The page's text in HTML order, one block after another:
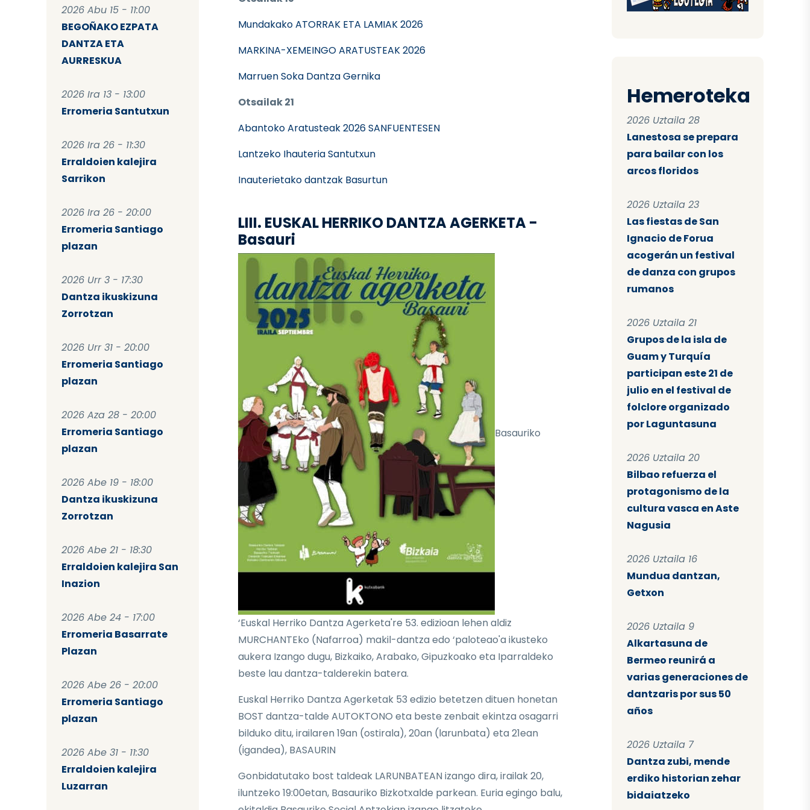
2026 Abu 15 - 11:00
BEGOÑAKO EZPATA
DANTZA ETA
AURRESKUA
2026 Ira 13 - 13:00
Erromeria Santutxun
2026 Ira 26 - 11:30
Erraldoien kalejira
Sarrikon
2026 Ira 26 - 20:00
Erromeria Santiago
plazan
2026 Urr 3 - 17:30
Dantza ikuskizuna
Zorrotzan
2026 Urr 31 - 20:00
Erromeria Santiago
plazan
2026 Aza 28 - 20:00
Erromeria Santiago
plazan
2026 Abe 19 - 18:00
Dantza ikuskizuna
Zorrotzan
2026 Abe 21 - 18:30
Erraldoien kalejira San
Inazion
2026 Abe 24 - 17:00
Erromeria Basarrate
Plazan
2026 Abe 26 - 20:00
Erromeria Santiago
plazan
2026 Abe 31 - 11:30
Erraldoien kalejira
Luzarran
Mundakako ATORRAK ETA LAMIAK 2026
MARKINA-XEMEINGO ARATUSTEAK 2026
Marruen Soka Dantza Gernika
Otsailak 21
Abantoko Aratusteak 2026 SANFUENTESEN
Lantzeko Ihauteria Santutxun
Inauterietako dantzak Basurtun
LIII. EUSKAL HERRIKO DANTZA AGERKETA -
Basauri
Basauriko
‘Euskal Herriko Dantza Agerketa're 53. edizioan lehen aldiz
MURCHANTEko (Nafarroa) makil-dantza edo ‘paloteao'a ikusteko
aukera Izango dugu, Bizkaiko, Arabako, Gipuzkoako eta Iparraldeko
beste lau dantza-talderekin batera.
Euskal Herriko Dantza Agerketak 53 edizio betetzen dituen honetan
BOST dantza-talde AUTOKTONO eta beste zenbait ekintza osagarri
bilduko ditu, irailaren 19an (ostirala), 20an (larunbata) eta 21ean
(igandea), BASAURIN
Gonbidatutako bost taldeak LARUNBATEAN izango dira, irailak 20,
iluntzeko 19:00etan, Basauriko Bizkotxalde parkean. Euria egingo balu,
Hemeroteka
2026 Uztaila 28
Lanestosa se prepara
para bailar con los
arcos floridos
2026 Uztaila 23
Las fiestas de San
Ignacio de Forua
acogerán un festival
de danza con grupos
rumanos
2026 Uztaila 21
Grupos de la isla de
Guam y Turquía
participan este 21 de
julio en el festival de
folclore organizado
por Laguntasuna
2026 Uztaila 20
Bilbao refuerza el
protagonismo de la
cultura vasca en Aste
Nagusia
2026 Uztaila 16
Mundua dantzan,
Getxon
2026 Uztaila 9
Alkartasuna de
Bermeo reunirá a
varias generaciones de
dantzaris por sus 50
años
2026 Uztaila 7
Dantza zubi, mende
erdiko historian zehar
bidaiatzeko